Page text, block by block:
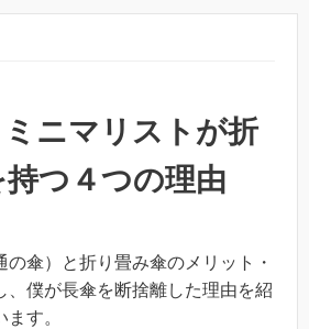
ミニマリストが折
持つ４つの理由
傘）と折り畳み傘のメリット・
、僕が長傘を断捨離した理由を紹
す。